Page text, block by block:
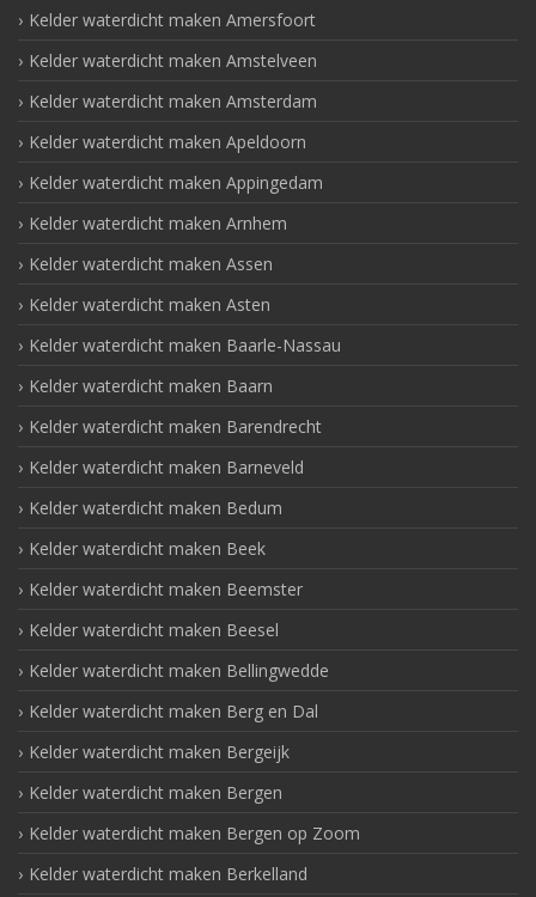
Kelder waterdicht maken Amersfoort
Kelder waterdicht maken Amstelveen
Kelder waterdicht maken Amsterdam
Kelder waterdicht maken Apeldoorn
Kelder waterdicht maken Appingedam
Kelder waterdicht maken Arnhem
Kelder waterdicht maken Assen
Kelder waterdicht maken Asten
Kelder waterdicht maken Baarle-Nassau
Kelder waterdicht maken Baarn
Kelder waterdicht maken Barendrecht
Kelder waterdicht maken Barneveld
Kelder waterdicht maken Bedum
Kelder waterdicht maken Beek
Kelder waterdicht maken Beemster
Kelder waterdicht maken Beesel
Kelder waterdicht maken Bellingwedde
Kelder waterdicht maken Berg en Dal
Kelder waterdicht maken Bergeijk
Kelder waterdicht maken Bergen
Kelder waterdicht maken Bergen op Zoom
Kelder waterdicht maken Berkelland